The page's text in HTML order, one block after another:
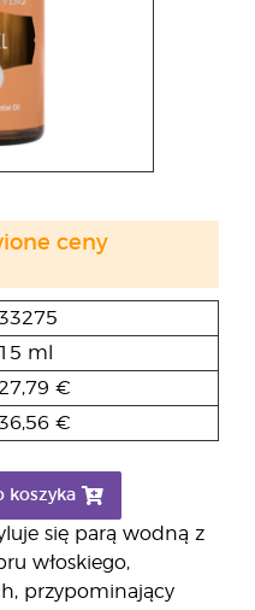
się parą wodną z
włoskiego,
przypominający
15 ml
27,79 €
€
koszyka
ceny